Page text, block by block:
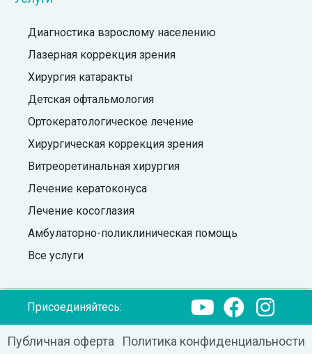
Диагностика взрослому населению
Лазерная коррекция зрения
Хирургия катаракты
Детская офтальмология
Ортокератологическое лечение
Хирургическая коррекция зрения
Витреоретинальная хирургия
Лечение кератоконуса
Лечение косоглазия
Амбулаторно-поликлиническая помощь
Все услуги
Присоединяйтесь:
Публичная оферта Политика конфиденциальности